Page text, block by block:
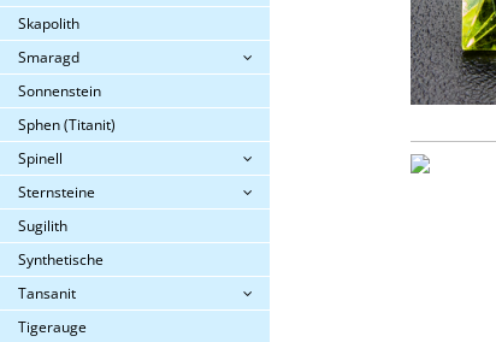
Skapolith
Smaragd
Sonnenstein
Sphen (Titanit)
Spinell
Sternsteine
Sugilith
Synthetische
Tansanit
Tigerauge